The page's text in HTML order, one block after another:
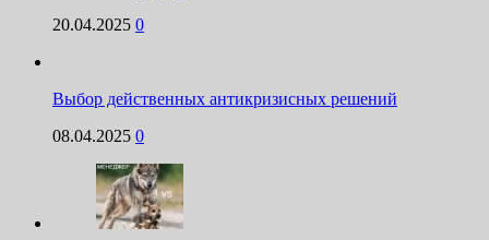
20.04.2025 0
Выбор действенных антикризисных решений
08.04.2025 0